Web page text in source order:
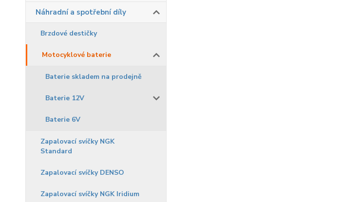
Náhradní a spotřební díly
Brzdové destičky
Motocyklové baterie
Baterie skladem na prodejně
Baterie 12V
Baterie 6V
Zapalovací svíčky NGK
Standard
Zapalovací svíčky DENSO
Zapalovací svíčky NGK Iridium